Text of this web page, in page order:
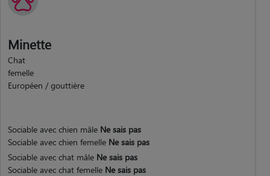
Minette
Chat
femelle
Européen / gouttière
Sociable avec chien mâle Ne sais pas
Sociable avec chien femelle Ne sais pas
Sociable avec chat mâle Ne sais pas
Sociable avec chat femelle Ne sais pas